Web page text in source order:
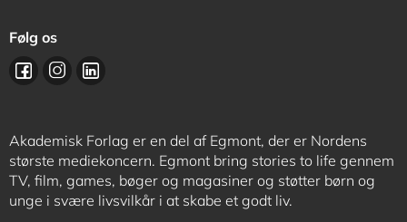
Følg os
Akademisk Forlag er en del af Egmont, der er Nordens
største mediekoncern. Egmont bring stories to life gennem
TV, film, games, bøger og magasiner og støtter børn og
unge i svære livsvilkår i at skabe et godt liv.